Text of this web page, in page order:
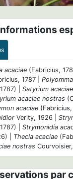
acaciae (Fabricius,
1787 |
| Satyrium
acaciae nostras
acaciae (Fabricius,
Verity, 1926 |
| Strymonidia
| Thecla acaciae
nostras
par